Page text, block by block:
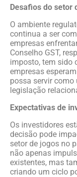
Desafios do setor
O ambiente
continua a ser
empresas
Conselho GST,
imposto, tem sido
empresas
possa servir como
legislação
Expectativas de
Os investidores
decisão pode
setor de jogos no
não apenas
existentes, mas
criando um ciclo